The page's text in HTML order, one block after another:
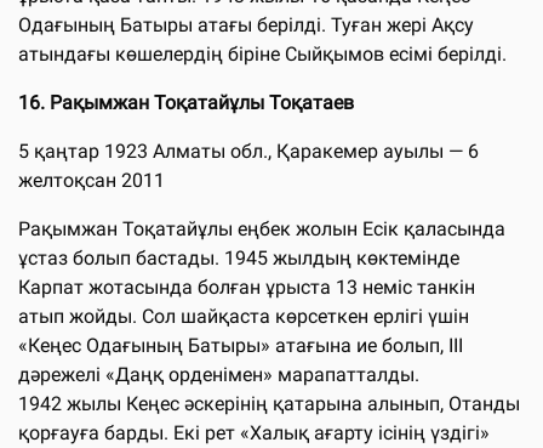
Одағының Батыры атағы берілді. Туған жері Ақсу
атындағы көшелердің біріне Сыйқымов есімі берілді.
16. Рақымжан Тоқатайұлы Тоқатаев
5 қаңтар 1923 Алматы обл., Қаракемер ауылы — 6
желтоқсан 2011
Рақымжан Тоқатайұлы еңбек жолын Есiк қаласында
ұстаз болып бастады. 1945 жылдың көктемiнде
Карпат жотасында болған ұрыста 13 немiс танкiн
атып жойды. Сол шайқаста көрсеткен ерлiгi үшiн
«Кеңес Одағының Батыры» атағына ие болып, III
дәрежелi «Даңқ орденiмен» марапатталды.
1942 жылы Кеңес әскерiнiң қатарына алынып, Отанды
қорғауға барды. Екi рет «Халық ағарту iсiнiң үздiгi»